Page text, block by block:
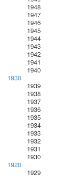
1948
1947
1946
1945
1944
1943
1942
1941
1940
1930
1939
1938
1937
1936
1935
1934
1933
1932
1931
1930
1920
1929